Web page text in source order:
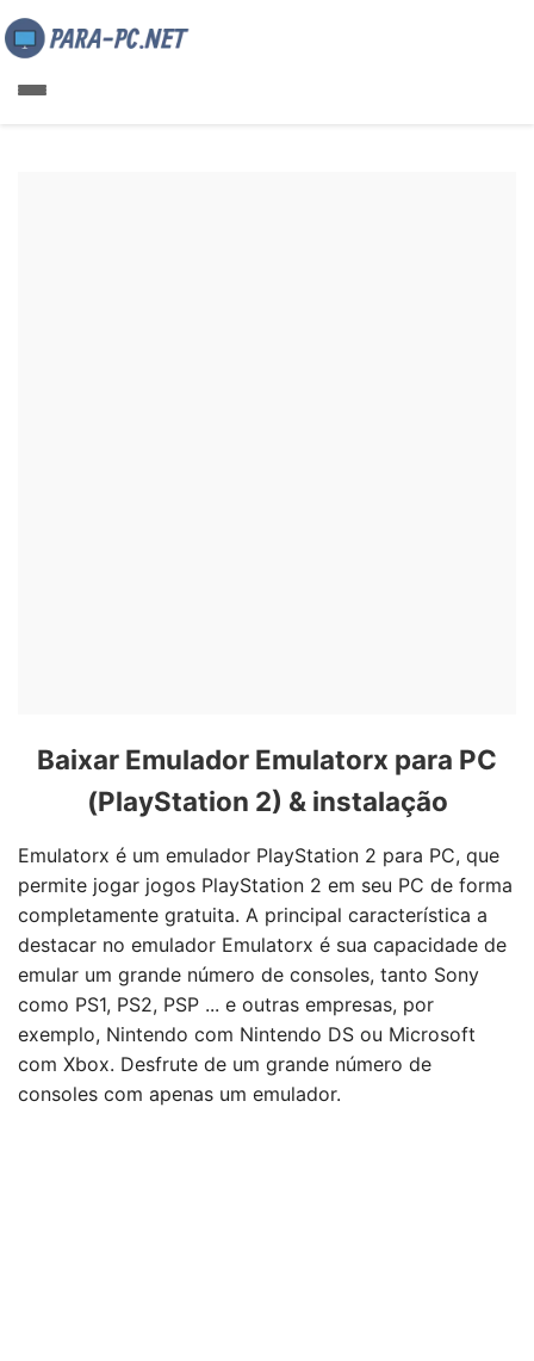
Baixar Emulador Emulatorx para PC
(PlayStation 2) & instalação
Emulatorx é um emulador PlayStation 2 para PC, que
permite jogar jogos PlayStation 2 em seu PC de forma
completamente gratuita. A principal característica a
destacar no emulador Emulatorx é sua capacidade de
emular um grande número de consoles, tanto Sony
como PS1, PS2, PSP ... e outras empresas, por
exemplo, Nintendo com Nintendo DS ou Microsoft
com Xbox. Desfrute de um grande número de
consoles com apenas um emulador.